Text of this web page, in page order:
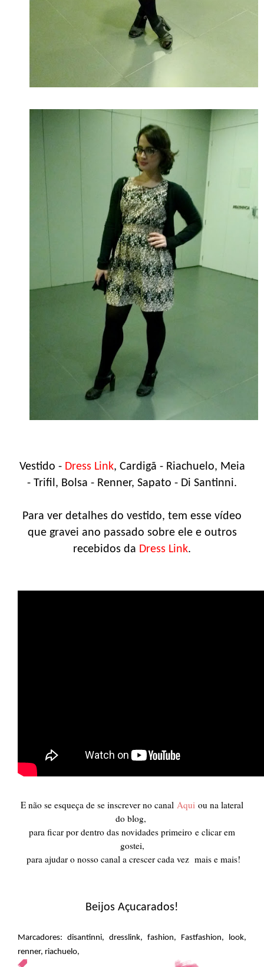
Vestido - Dress Link, Cardigã - Riachuelo, Meia
- Trifil, Bolsa - Renner, Sapato - Di Santinni.
Para ver detalhes do vestido, tem esse vídeo
que gravei ano passado sobre ele e outros
recebidos da Dress Link.
E não se esqueça de se inscrever no canal Aqui ou na lateral
do blog,
para ficar por dentro das novidades primeiro e clicar em
gostei,
para ajudar o nosso canal a crescer cada vez mais e mais!
Beijos Açucarados!
Marcadores: disantinni, dresslink, fashion, Fastfashion, look,
renner, riachuelo,